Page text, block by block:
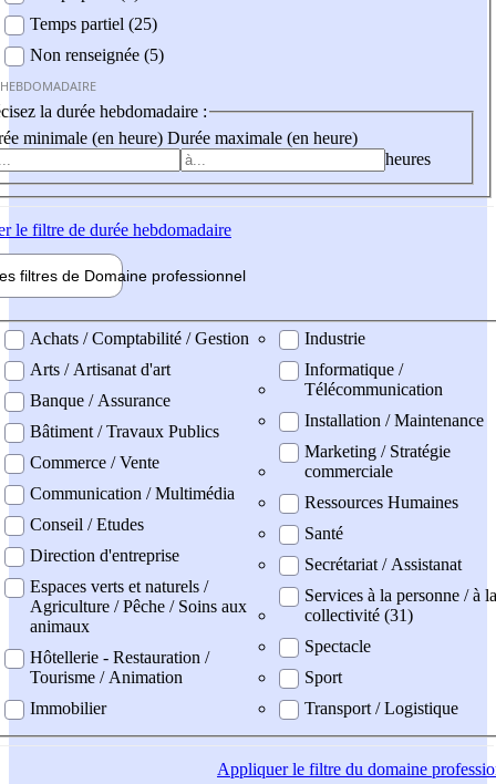
Temps partiel (25)
Non renseignée (5)
la durée hebdomadaire :
minimale (en heure) Durée maximale (en heure)
heures
le filtre de durée hebdomadaire
filtres de Domaine professionnel
professionel
Achats / Comptabilité / Gestion
Arts / Artisanat d'art
Banque / Assurance
Bâtiment / Travaux Publics
Commerce / Vente
Communication / Multimédia
Conseil / Etudes
Direction d'entreprise
Espaces verts et naturels /
Agriculture / Pêche / Soins aux
animaux
Hôtellerie - Restauration /
Tourisme / Animation
Immobilier
Industrie
Informatique /
Télécommunication
Installation / Maintenance
Marketing / Stratégie
commerciale
Ressources Humaines
Santé
Secrétariat / Assistanat
Services à la personne / à la
collectivité (31)
Spectacle
Sport
Transport / Logistique
Appliquerle filtre du domaine